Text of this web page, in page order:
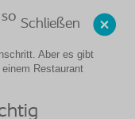
Schließen
Aber es gibt
Restaurant